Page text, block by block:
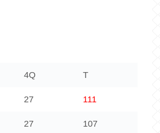
4Q T
27 111
27 107